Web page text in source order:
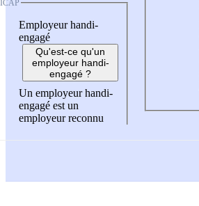
Employeur handi-
engagé
Qu'est-ce qu'un
employeur handi-
engagé ?
Un employeur handi-
engagé est un
employeur reconnu